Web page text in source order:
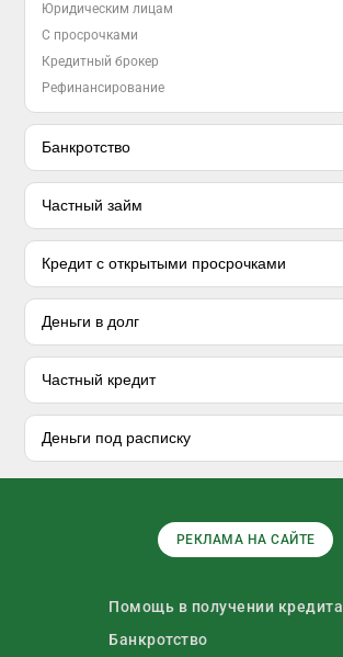
Юридическим лицам
С просрочками
Кредитный брокер
Рефинансирование
Банкротство
Частный займ
Кредит с открытыми просрочками
Деньги в долг
Частный кредит
Деньги под расписку
РЕКЛАМА НА САЙТЕ
Помощь в получении кредита
Банкротство